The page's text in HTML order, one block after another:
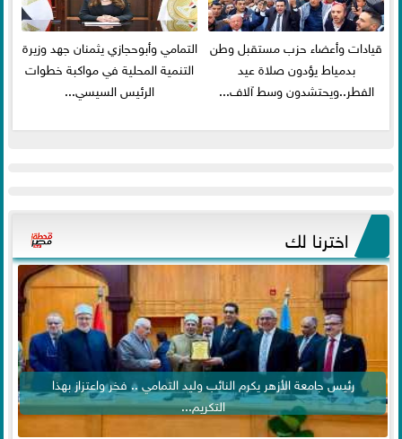
قيادات وأعضاء حزب مستقبل وطن
بدمياط يؤدون صلاة عيد
الفطر..ويحتشدون وسط آلاف...
التمامي وأبوحجازي يثمنان جهد وزيرة
التنمية المحلية في مواكبة خطوات
الرئيس السيسي...
اخترنا لك
رئيس جامعة الأزهر يكرم النائب وليد التمامي .. فخر واعتزاز بهذا
التكريم...